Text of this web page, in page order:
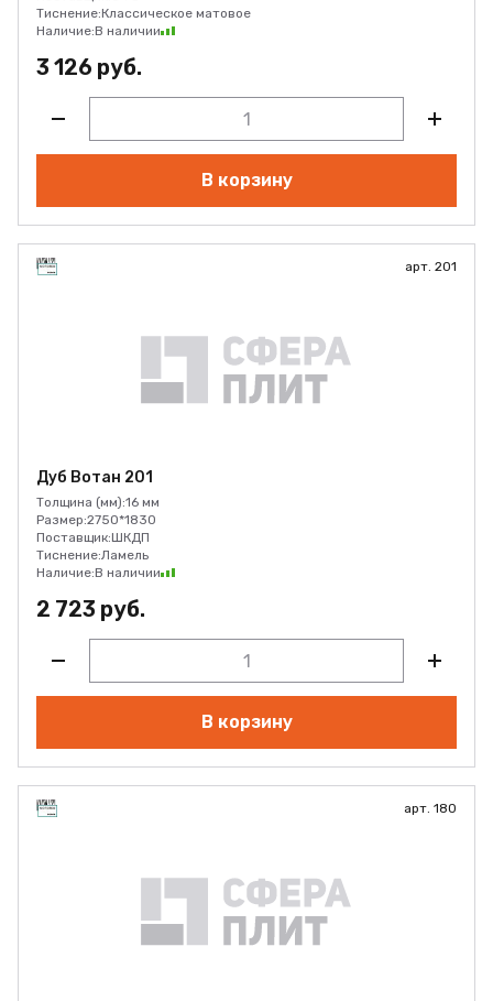
Тиснение:Классическое матовое
Наличие:В наличии
3 126 руб.
В корзину
арт. 201
Дуб Вотан 201
Толщина (мм):16 мм
Размер:2750*1830
Поставщик:ШКДП
Тиснение:Ламель
Наличие:В наличии
2 723 руб.
В корзину
арт. 180